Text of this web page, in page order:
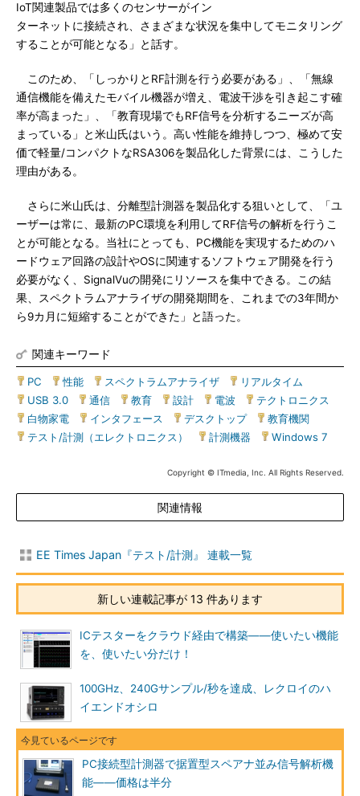
IoT関連製品では多くのセンサーがイン
ターネットに接続され、さまざまな状況を集中してモニタリング
することが可能となる」と話す。
このため、「しっかりとRF計測を行う必要がある」、「無線
通信機能を備えたモバイル機器が増え、電波干渉を引き起こす確
率が高まった」、「教育現場でもRF信号を分析するニーズが高
まっている」と米山氏はいう。高い性能を維持しつつ、極めて安
価で軽量/コンパクトなRSA306を製品化した背景には、こうした
理由がある。
さらに米山氏は、分離型計測器を製品化する狙いとして、「ユ
ーザーは常に、最新のPC環境を利用してRF信号の解析を行うこ
とが可能となる。当社にとっても、PC機能を実現するためのハ
ードウェア回路の設計やOSに関連するソフトウェア開発を行う
必要がなく、SignalVuの開発にリソースを集中できる。この結
果、スペクトラムアナライザの開発期間を、これまでの3年間か
ら9カ月に短縮することができた」と語った。
関連キーワード
PC 性能 スペクトラムアナライザ リアルタイム
USB 3.0
通信 教育 設計 電波 テクトロニクス
白物家電
インタフェース デスクトップ| 教育機関
テスト/計測（エレクトロニクス）
計測機器 Windows 7
Copyright © ITmedia, Inc. All Rights Reserved.
関連情報
EE Times Japan『テスト/計測』 連載一覧
新しい連載記事が 13 件あります
ICテスターをクラウド経由で構築――使いたい機能
を、使いたい分だけ！
100GHz、240Gサンプル/秒を達成、レクロイのハ
イエンドオシロ
PC接続型計測器で据置型スペアナ並み信号解析機
能――価格は半分